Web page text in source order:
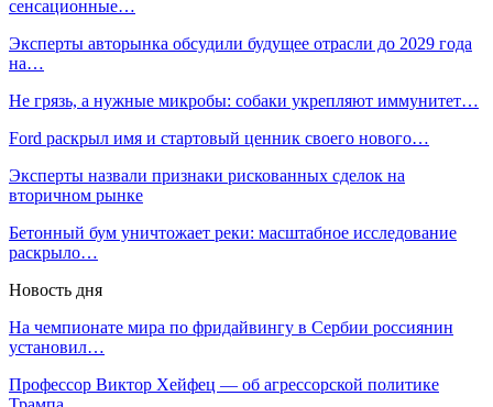
сенсационные…
Эксперты авторынка обсудили будущее отрасли до 2029 года
на…
Не грязь, а нужные микробы: собаки укрепляют иммунитет…
Ford раскрыл имя и стартовый ценник своего нового…
Эксперты назвали признаки рискованных сделок на
вторичном рынке
Бетонный бум уничтожает реки: масштабное исследование
раскрыло…
Новость дня
На чемпионате мира по фридайвингу в Сербии россиянин
установил…
Профессор Виктор Хейфец — об агрессорской политике